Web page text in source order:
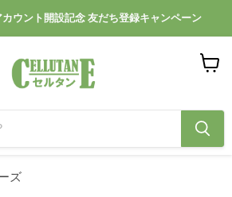
ウント開設記念 友だち登録キャンペーン
見
ズ